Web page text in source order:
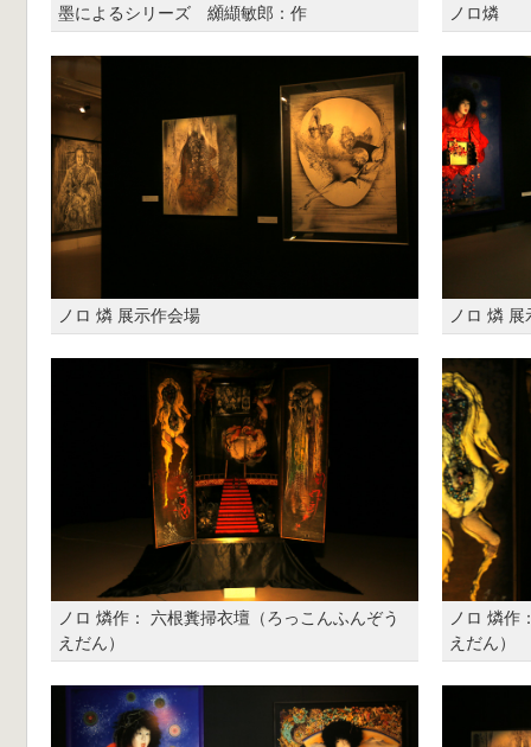
墨によるシリーズ 纐纈敏郎：作 ノロ燐
ノロ 燐 展示作会場 ノロ 燐
ノロ 燐作： 六根糞掃衣壇（ろっこんふんぞう
えだん）
ノロ 燐作
えだん）